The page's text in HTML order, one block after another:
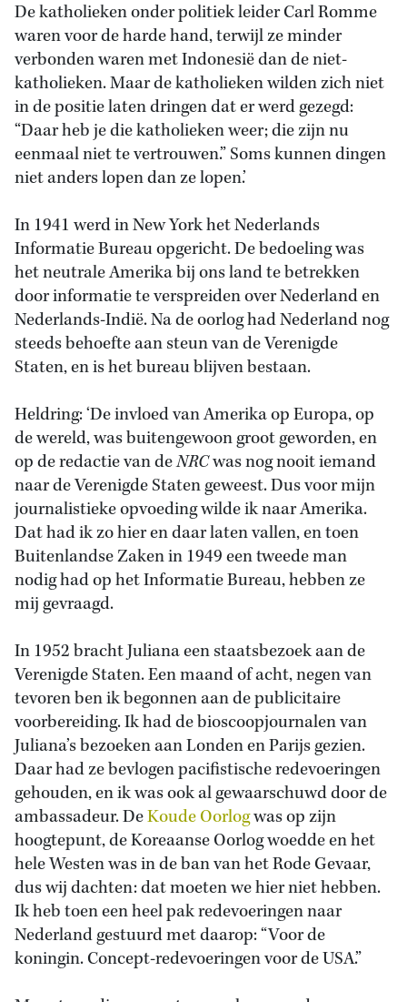
De katholieken onder politiek leider Carl Romme
waren voor de harde hand, terwijl ze minder
verbonden waren met Indonesië dan de niet-
katholieken. Maar de katholieken wilden zich niet
in de positie laten dringen dat er werd gezegd:
“Daar heb je die katholieken weer; die zijn nu
eenmaal niet te vertrouwen.” Soms kunnen dingen
niet anders lopen dan ze lopen.’
In 1941 werd in New York het Nederlands
Informatie Bureau opgericht. De bedoeling was
het neutrale Amerika bij ons land te betrekken
door informatie te verspreiden over Nederland en
Nederlands-Indië. Na de oorlog had Nederland nog
steeds behoefte aan steun van de Verenigde
Staten, en is het bureau blijven bestaan.
Heldring: ‘De invloed van Amerika op Europa, op
de wereld, was buitengewoon groot geworden, en
op de redactie van deNRCwas nog nooit iemand
naar de Verenigde Staten geweest. Dus voor mijn
journalistieke opvoeding wilde ik naar Amerika.
Dat had ik zo hier en daar laten vallen, en toen
Buitenlandse Zaken in 1949 een tweede man
nodig had op het Informatie Bureau, hebben ze
mij gevraagd.
In 1952 bracht Juliana een staatsbezoek aan de
Verenigde Staten. Een maand of acht, negen van
tevoren ben ik begonnen aan de publicitaire
voorbereiding. Ik had de bioscoopjournalen van
Juliana’s bezoeken aan Londen en Parijs gezien.
Daar had ze bevlogen pacifistische redevoeringen
gehouden, en ik was ook al gewaarschuwd door de
ambassadeur. DeKoude Oorlogwas op zijn
hoogtepunt, de Koreaanse Oorlog woedde en het
hele Westen was in de ban van het Rode Gevaar,
dus wij dachten: dat moeten we hier niet hebben.
Ik heb toen een heel pak redevoeringen naar
Nederland gestuurd met daarop: “Voor de
koningin. Concept-redevoeringen voor de USA.”